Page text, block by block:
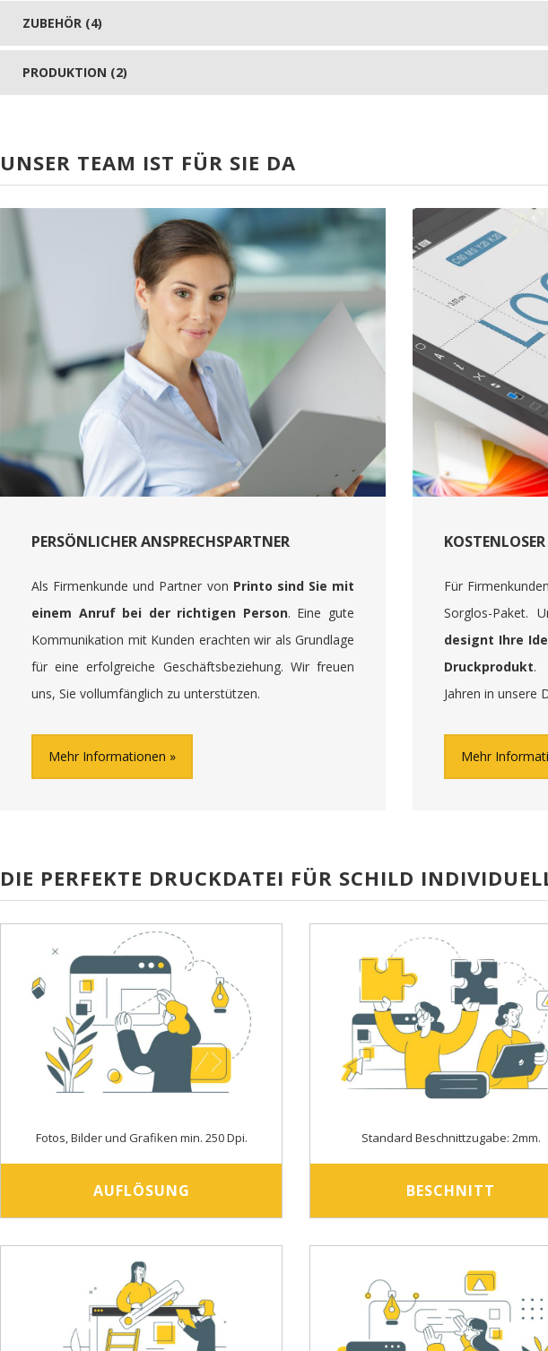
ZUBEHÖR (4)
PRODUKTION (2)
UNSER TEAM IST FÜR SIE DA
PERSÖNLICHER ANSPRECHSPARTNER
Als Firmenkunde und Partner von Printo sind Sie mit
einem Anruf bei der richtigen Person. Eine gute
Kommunikation mit Kunden erachten wir als Grundlage
für eine erfolgreiche Geschäftsbeziehung. Wir freuen
uns, Sie vollumfänglich zu unterstützen.
Mehr Informationen
Für
Sorglos-Paket.
designt Ihre
Druckprodukt.
Jahren in unsere
Mehr
DIE PERFEKTE DRUCKDATEI FÜR SCHILD
Fotos, Bilder und Grafiken min. 250 Dpi.
AUFLÖSUNG
Standard Beschnittzugabe: 2mm.
BESCHNITT